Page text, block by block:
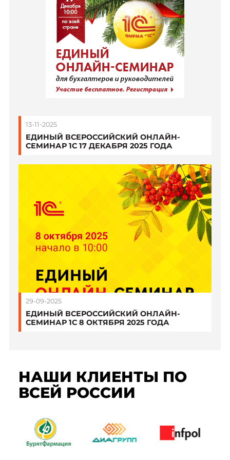
13-11-2025
ЕДИНЫЙ ВСЕРОССИЙСКИЙ ОНЛАЙН-
СЕМИНАР 1С 17 ДЕКАБРЯ 2025 ГОДА
29-09-2025
ЕДИНЫЙ ВСЕРОССИЙСКИЙ ОНЛАЙН-
СЕМИНАР 1С 8 ОКТЯБРЯ 2025 ГОДА
НАШИ КЛИЕНТЫ ПО
ВСЕЙ РОССИИ